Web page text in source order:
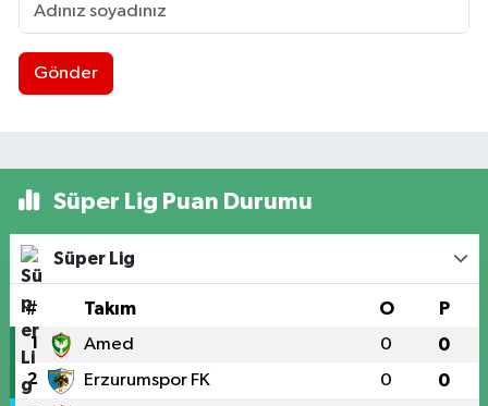
Gönder
Süper Lig Puan Durumu
Süper Lig
# Takım O P
1 Amed 0 0
2 Erzurumspor FK 0 0